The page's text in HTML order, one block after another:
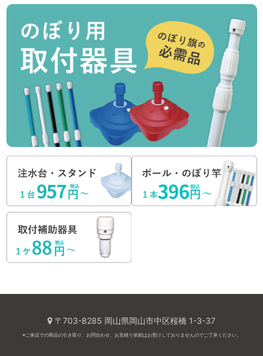
〒703-8285 岡山県岡山市中区桜橋 1-3-37
※ご来店での商品の引き取り、お問合わせ、お見積り依頼はお受けしておりませんのでご了承ください。